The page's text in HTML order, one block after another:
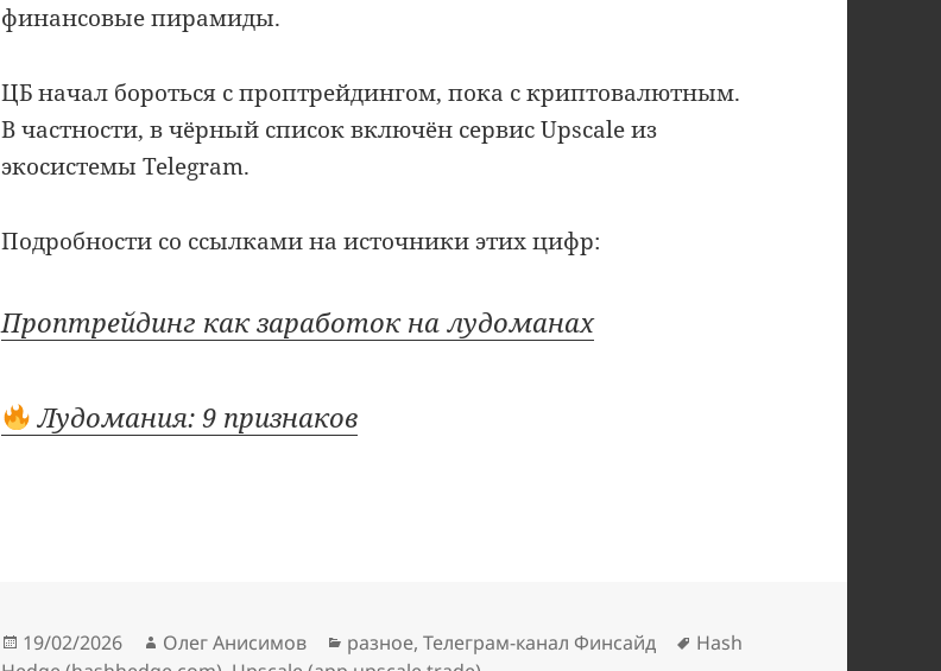
финансовые пирамиды.
ЦБ начал бороться с проптрейдингом, пока с криптовалютным.
В частности, в чёрный список включён сервис Upscale из
экосистемы Telegram.
Подробности со ссылками на источники этих цифр:
Проптрейдинг как заработок на лудоманах
Лудомания: 9 признаков
Опубликовано
19/02/2026 Автор
Олег Анисимов Рубрики
разное,Телеграм-канал Финсайд Метки
Hash